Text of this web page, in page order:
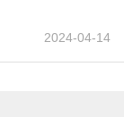
2024-04-14